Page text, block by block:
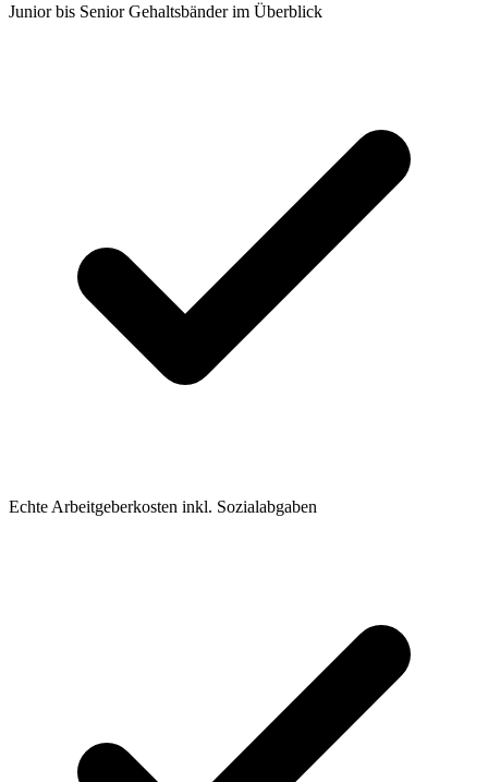
Junior bis Senior Gehaltsbänder im Überblick
Echte Arbeitgeberkosten inkl. Sozialabgaben